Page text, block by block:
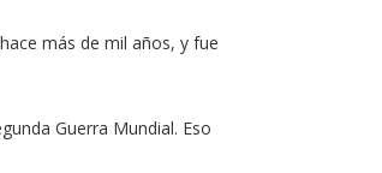
más de mil años, y fue
Guerra Mundial. Eso